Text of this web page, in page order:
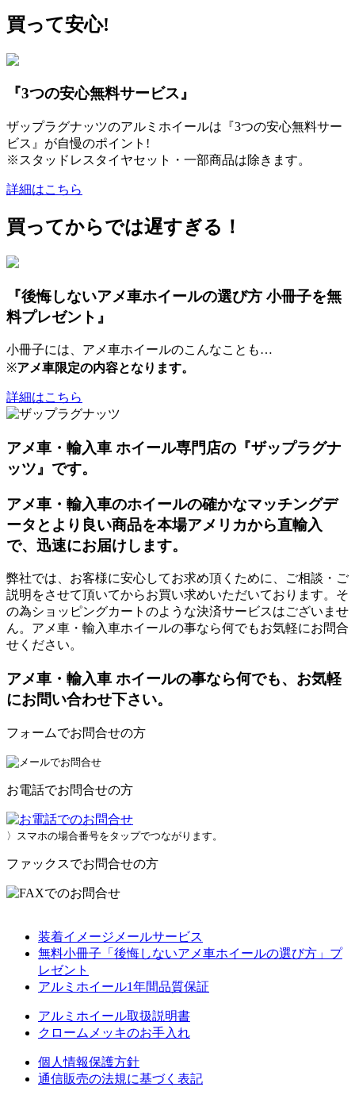
買って安心!
『3つの安心無料サービス』
ザップラグナッツのアルミホイールは『3つの安心無料サー
ビス』が自慢のポイント!
※スタッドレスタイヤセット・一部商品は除きます。
詳細はこちら
買ってからでは遅すぎる！
『後悔しないアメ車ホイールの選び方 小冊子を無
料プレゼント』
小冊子には、アメ車ホイールのこんなことも…
※アメ車限定の内容となります。
詳細はこちら
アメ車・輸入車 ホイール専門店の『ザップラグナ
ッツ』です。
アメ車・輸入車のホイールの確かなマッチングデ
ータとより良い商品を本場アメリカから直輸入
で、迅速にお届けします。
弊社では、お客様に安心してお求め頂くために、ご相談・ご
説明をさせて頂いてからお買い求めいただいております。そ
の為ショッピングカートのような決済サービスはございませ
ん。アメ車・輸入車ホイールの事なら何でもお気軽にお問合
せください。
アメ車・輸入車 ホイールの事なら何でも、お気軽
にお問い合わせ下さい。
フォームでお問合せの方
お電話でお問合せの方
〉スマホの場合番号をタップでつながります。
ファックスでお問合せの方
装着イメージメールサービス
無料小冊子「後悔しないアメ車ホイールの選び方」プ
レゼント
アルミホイール1年間品質保証
アルミホイール取扱説明書
クロームメッキのお手入れ
個人情報保護方針
通信販売の法規に基づく表記